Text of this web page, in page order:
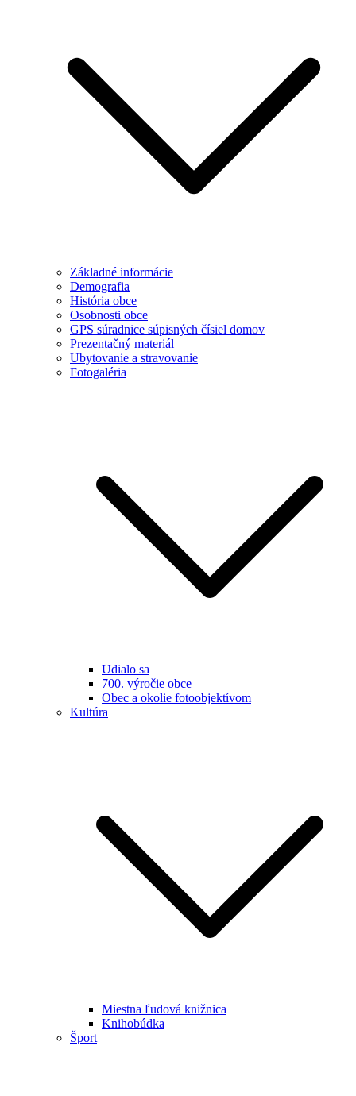
Základné informácie
Demografia
História obce
Osobnosti obce
GPS súradnice súpisných čísiel domov
Prezentačný materiál
Ubytovanie a stravovanie
Fotogaléria
Udialo sa
700. výročie obce
Obec a okolie fotoobjektívom
Kultúra
Miestna ľudová knižnica
Knihobúdka
Šport